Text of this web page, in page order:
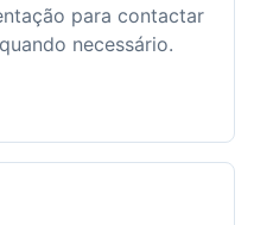
para contactar
necessário.